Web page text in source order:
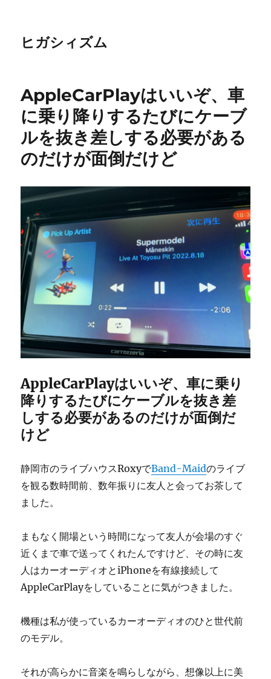
ヒガシィズム
AppleCarPlayはいいぞ、車
に乗り降りするたびにケーブ
ルを抜き差しする必要がある
のだけが面倒だけど
AppleCarPlayはいいぞ、車に乗り
降りするたびにケーブルを抜き差
しする必要があるのだけが面倒だ
けど
静岡市のライブハウスRoxyでBand-Maidのライブ
を観る数時間前、数年振りに友人と会ってお茶して
ました。
まもなく開場という時間になって友人が会場のすぐ
近くまで車で送ってくれたんですけど、その時に友
人はカーオーディオとiPhoneを有線接続して
AppleCarPlayをしていることに気がつきました。
機種は私が使っているカーオーディオのひと世代前
のモデル。
それが高らかに音楽を鳴らしながら、想像以上に美